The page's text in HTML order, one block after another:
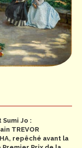
Jo :
TREVOR
repêché avant la